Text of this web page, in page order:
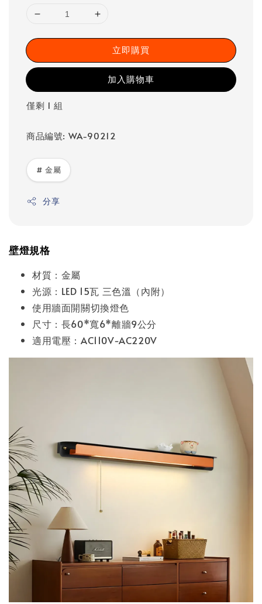
立即購買
加入購物車
僅剩 1 組
商品編號: WA-90212
# 金屬
分享
壁燈規格
材質：金屬
光源：LED 15瓦 三色溫（內附）
使用牆面開關切換燈色
尺寸：長60*寬6*離牆9公分
適用電壓：AC110V-AC220V